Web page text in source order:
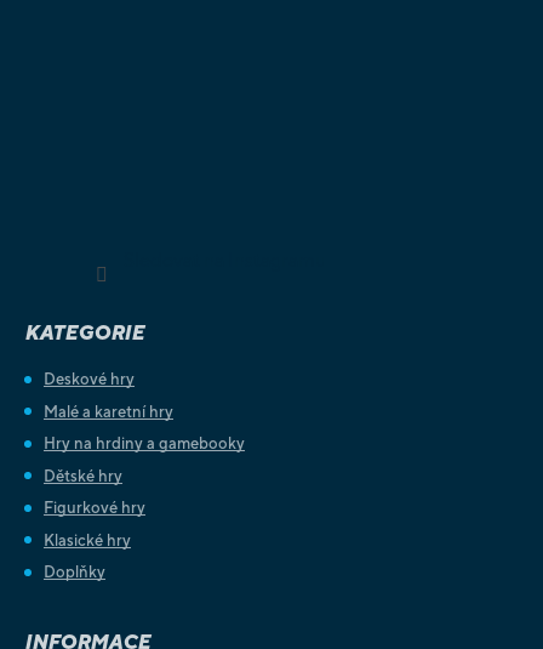
KATEGORIE
Deskové hry
Malé a karetní hry
Hry na hrdiny a gamebooky
Dětské hry
Figurkové hry
Klasické hry
Doplňky
INFORMACE